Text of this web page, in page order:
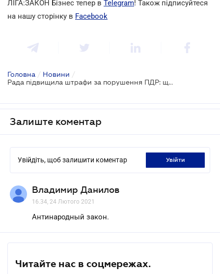
ЛІГА:ЗАКОН Бізнес тепер в Telegram! Також підписуйтеся
на нашу сторінку в Facebook
Головна / Новини /
Рада підвищила штрафи за порушення ПДР: що змінилося
Залиште коментар
Увійдіть, щоб залишити коментар увійти
Владимир Данилов
16.34, 24 Лютого 2021
Антинародный закон.
Читайте нас в соцмережах.